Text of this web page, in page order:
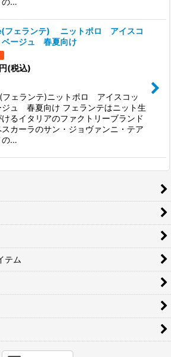
フェランテ) ニットポロ アイスコ
ージュ 春夏向け
円(税込)
ェランテ)ニットポロ アイスコッ
ジュ 春夏向け フェランテはニット生
るイタリアのファクトリーブランド
カーラのサン・ジョヴァンニ・テア
の…
テム